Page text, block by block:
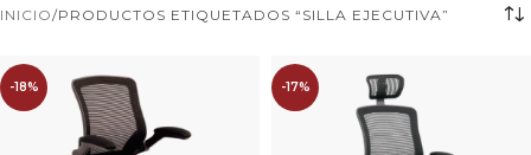
INICIO PRODUCTOS ETIQUETADOS “SILLA EJECUTIVA”
-18% -17%